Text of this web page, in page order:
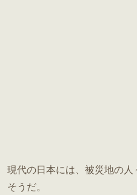
現代の日本には、被災地の
そうだ。